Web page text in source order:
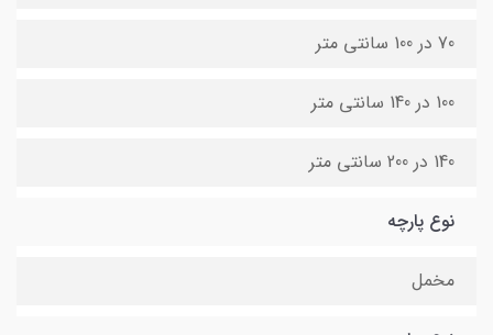
70 در 100 سانتی متر
100 در 140 سانتی متر
140 در 200 سانتی متر
نوع پارچه
مخمل